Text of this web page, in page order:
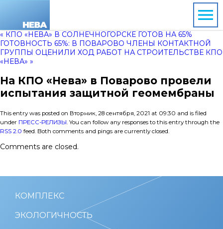
« КПО «НЕВА» В СОЛНЕЧНОГОРСКЕ ГОТОВ НА 65%
ГОТОВНОСТЬ 65%: В ПОВАРОВО ЧЛЕНЫ КОНТАКТНОЙ
ГРУППЫ ОЦЕНИЛИ ХОД РАБОТ НА СТРОИТЕЛЬСТВЕ КПО
«НЕВА» »
На КПО «Нева» в Поварово провели
испытания защитной геомембраны
This entry was posted on Вторник, 28 сентября, 2021 at 09:30 and is filed
under ПРЕСС-РЕЛИЗЫ. You can follow any responses to this entry through the
RSS 2.0 feed. Both comments and pings are currently closed.
Comments are closed.
КОМПЛЕКС
ЭКОЛОГИЧНОСТЬ